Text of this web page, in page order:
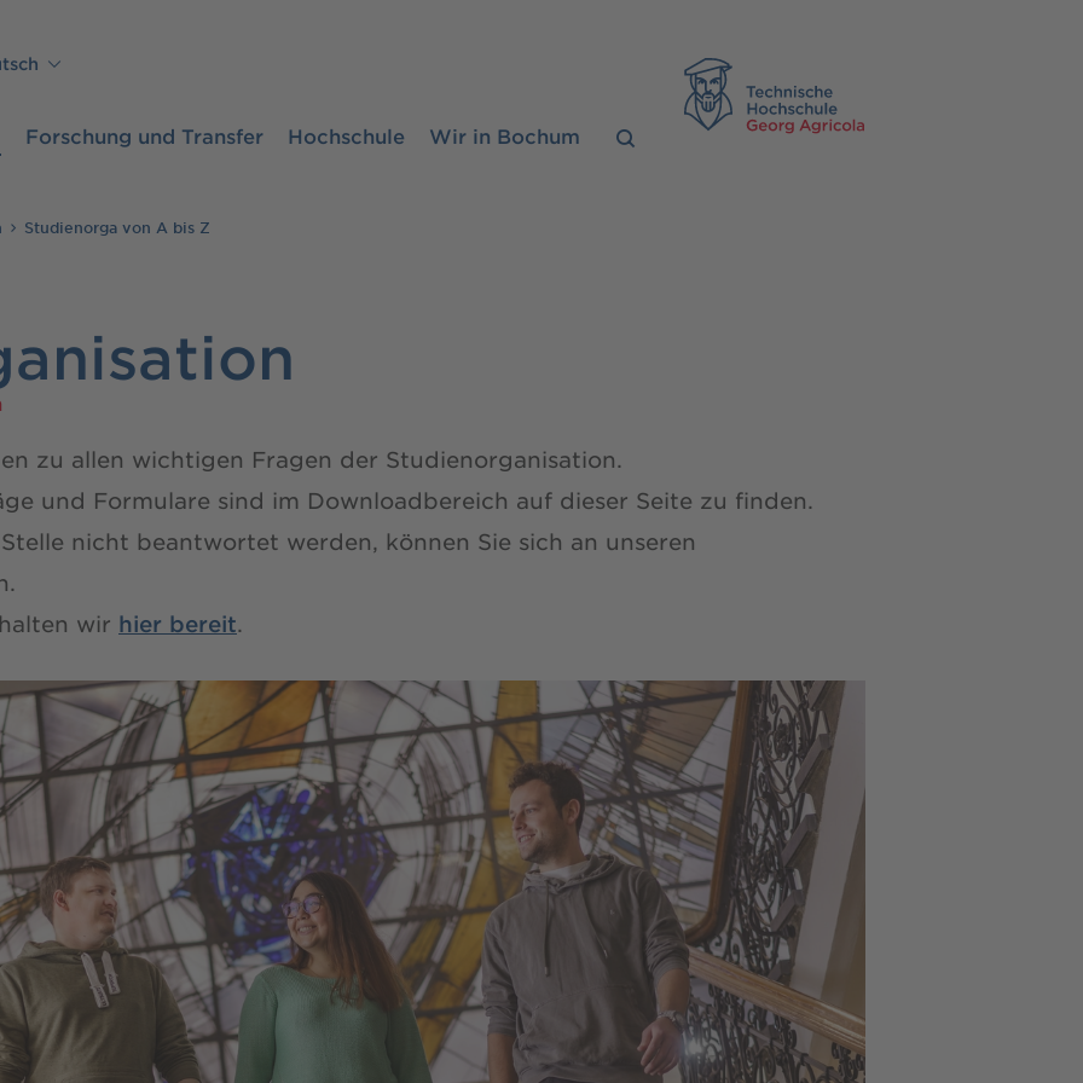
Forschung und Transfer Hochschule Wir in Bochum
Studienorga von A bis Z
zu allen wichtigen Fragen der Studienorganisation.
und Formulare sind im Downloadbereich auf dieser Seite zu finden.
nicht beantwortet werden, können Sie sich an unseren
wir hier bereit.